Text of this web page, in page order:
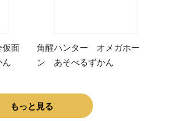
仮面
角醒ハンター オメガホー
ン あそべるずかん
もっと見る